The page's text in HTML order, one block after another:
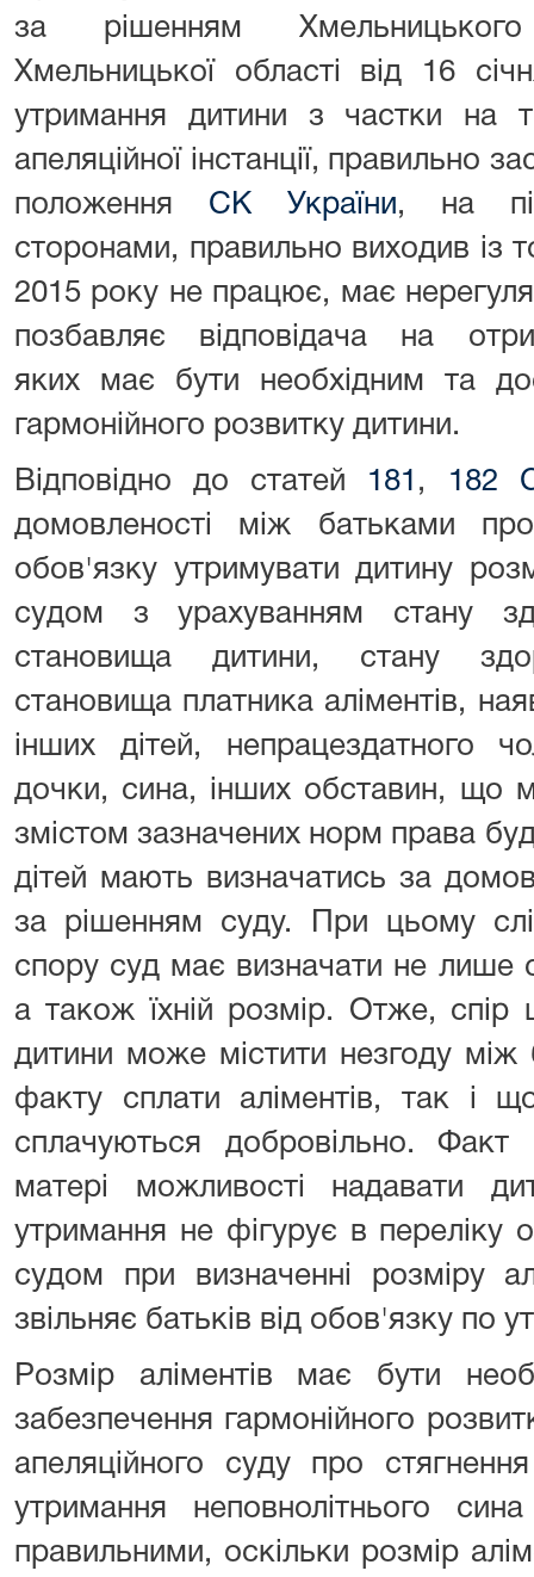
за рішенням
Хмельницької області від 16
утримання дитини з частки на
апеляційної інстанції, правильно
положення СК України, на
сторонами, правильно виходив
2015 року не працює, має
позбавляє відповідача на
яких має бути необхідним та
гармонійного розвитку дитини.
Відповідно до статей 181 ,
182
домовленості між батьками
обов'язку утримувати дитину
судом з урахуванням стану
становища дитини, стану
становища платника аліментів,
інших дітей, непрацездатного
дочки, сина, інших обставин, що
змістом зазначених норм права
дітей мають визначатись за
за рішенням суду. При цьому
спору суд має визначати не лише
а також їхній розмір. Отже,
дитини може містити незгоду
факту сплати аліментів, так і
сплачуються добровільно. Факт
матері можливості надавати
утримання не фігурує в переліку
судом при визначенні розміру
звільняє батьків від обов'язку по
Розмір аліментів має бути
забезпечення гармонійного
апеляційного суду про
утримання неповнолітнього
правильними, оскільки розмір